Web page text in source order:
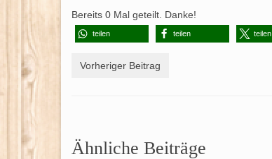
Bereits 0 Mal geteilt. Danke!
teilen teilen teilen
Vorheriger Beitrag
Ähnliche Beiträge